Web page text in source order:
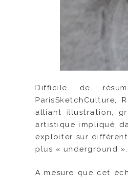
Difficile de
ParisSketchCulture,
alliant illustration,
artistique impliqué
exploiter sur
plus « underground
A mesure que cet